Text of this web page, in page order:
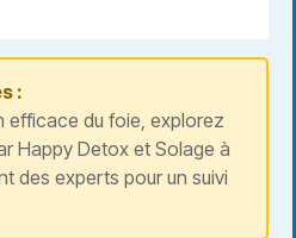
:
efficace du foie, explorez
Happy Detox et Solage à
des experts pour un suivi